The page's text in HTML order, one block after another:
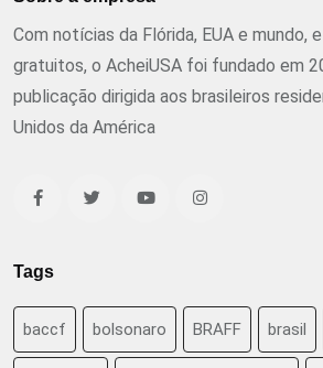
Com notícias da Flórida, EUA e mundo,
gratuitos, o AcheiUSA foi fundado em
publicação dirigida aos brasileiros
Unidos da América
Tags
baccf bolsonaro BRAFF brasil